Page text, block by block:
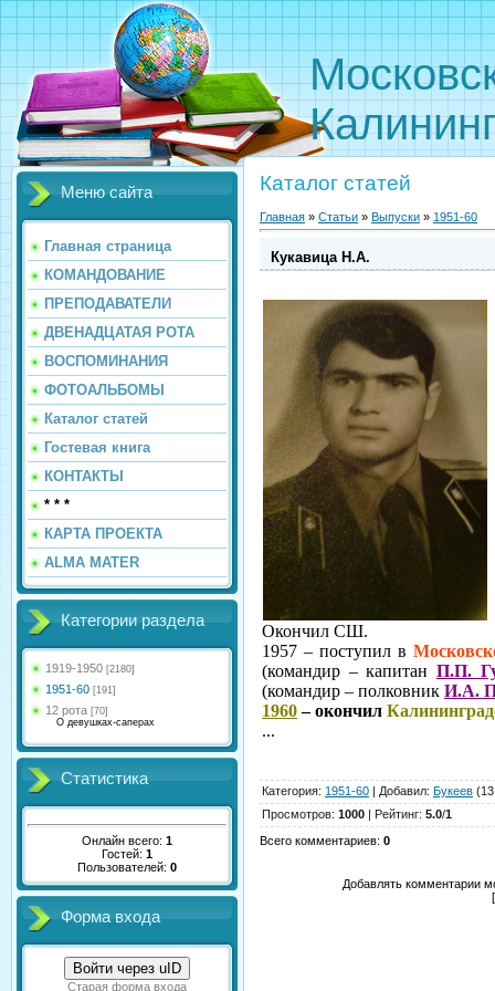
Меню сайта
Главная страница
КОМАНДОВАНИЕ
ПРЕПОДАВАТЕЛИ
ДВЕНАДЦАТАЯ РОТА
ВОСПОМИНАНИЯ
ФОТОАЛЬБОМЫ
Каталог статей
Гостевая книга
КОНТАКТЫ
* * *
КАРТА ПРОЕКТА
ALMA MATER
Категории раздела
1919-1950 [2180]
1951-60 [191]
12 рота [70]
О девушках-саперах
Статистика
Онлайн всего: 1
Гостей: 1
Пользователей: 0
Форма входа
Войти через uID
Старая форма входа
Каталог статей
Главная » Статьи » Выпуски » 1951-60
Кукавица Н.А.
Окончил СШ.
1957 – поступил в
(командир – капитан П.П.
(командир – полковник И.А.
1960– окончил
...
Категория: 1951-60 | Добавил: Букеев
Просмотров: 1000 | Рейтинг: 5.0/1
Всего комментариев: 0
Добавлять комментарии